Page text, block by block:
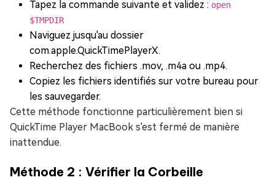
Tapez la commande suivante et validez : open
$TMPDIR
Naviguez jusqu'au dossier
com.apple.QuickTimePlayerX.
Recherchez des fichiers .mov, .m4a ou .mp4.
Copiez les fichiers identifiés sur votre bureau pour
les sauvegarder.
Cette méthode fonctionne particulièrement bien si
QuickTime Player MacBook s'est fermé de manière
inattendue.
Méthode 2 : Vérifier la Corbeille